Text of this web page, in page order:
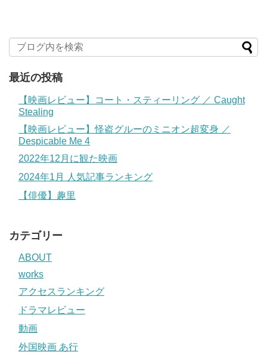
最近の投稿
【映画レビュー】コート・スティーリング ／ Caught
Stealing
【映画レビュー】怪盗グルーのミニオン超変身 ／
Despicable Me 4
2022年12月に観た映画
2024年1月 人気記事ランキング
【俳優】趣里
カテゴリー
ABOUT
works
アクセスランキング
ドラマレビュー
動画
外国映画 あ行